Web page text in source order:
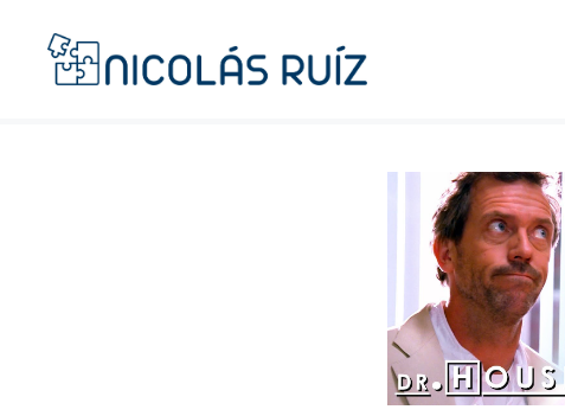
contenido